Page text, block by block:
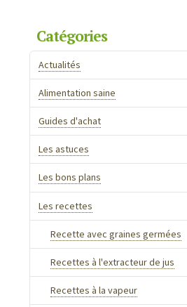
Catégories
Actualités
Alimentation saine
Guides d'achat
Les astuces
Les bons plans
Les recettes
Recette avec graines germées
Recettes à l'extracteur de jus
Recettes à la vapeur